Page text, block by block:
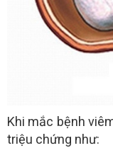
Khi mắc bệnh
triệu chứng như: